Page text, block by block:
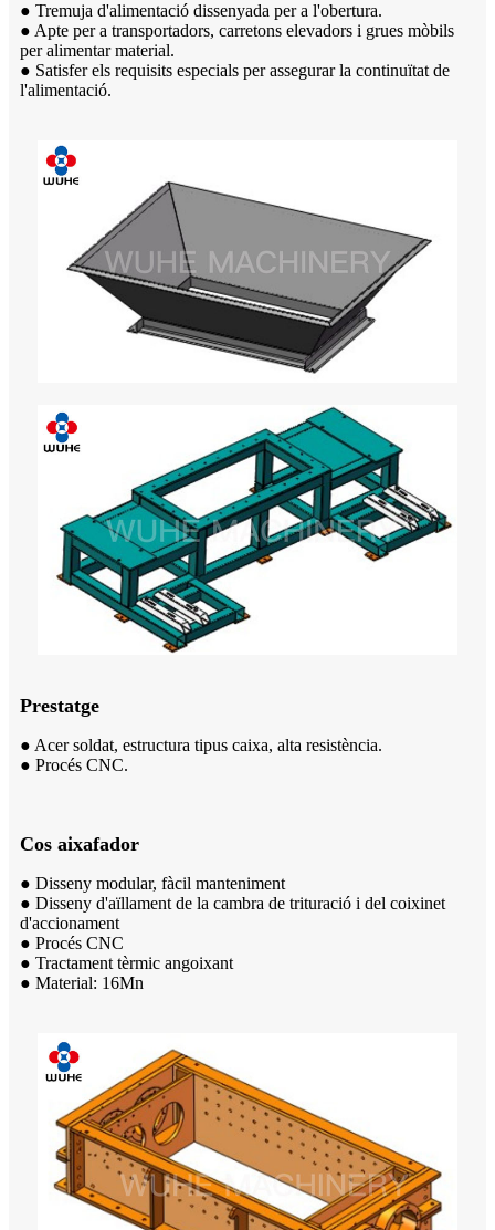
● Tremuja d'alimentació dissenyada per a l'obertura.
● Apte per a transportadors, carretons elevadors i grues mòbils
per alimentar material.
● Satisfer els requisits especials per assegurar la continuïtat de
l'alimentació.
Prestatge
● Acer soldat, estructura tipus caixa, alta resistència.
● Procés CNC.
Cos aixafador
● Disseny modular, fàcil manteniment
● Disseny d'aïllament de la cambra de trituració i del coixinet
d'accionament
● Procés CNC
● Tractament tèrmic angoixant
● Material: 16Mn